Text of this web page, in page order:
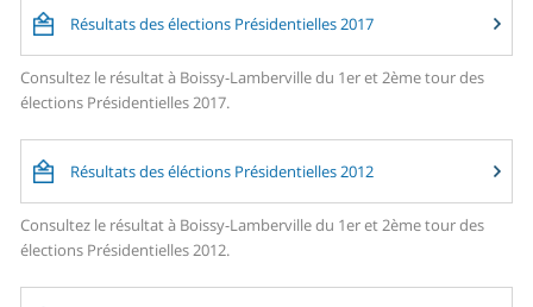
Résultats des élections Présidentielles 2017
Consultez le résultat à Boissy-Lamberville du 1er et 2ème tour des
élections Présidentielles 2017.
Résultats des éléctions Présidentielles 2012
Consultez le résultat à Boissy-Lamberville du 1er et 2ème tour des
élections Présidentielles 2012.